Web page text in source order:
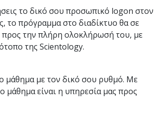
το δικό σου προσωπικό logon στον
το πρόγραμμα στο διαδίκτυο θα σε
προς την πλήρη ολοκλήρωσή του, με
της Scientology.
μάθημα με τον δικό σου ρυθμό. Με
μάθημα είναι η υπηρεσία μας προς